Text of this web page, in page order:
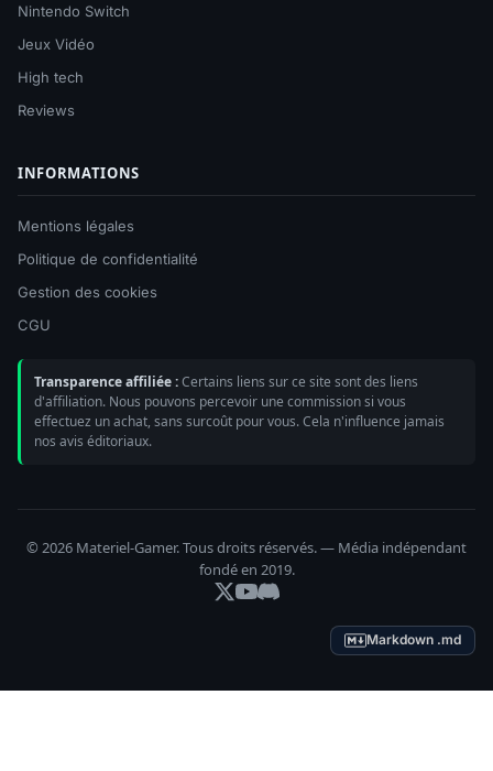
Nintendo Switch
Jeux Vidéo
High tech
Reviews
INFORMATIONS
Mentions légales
Politique de confidentialité
Gestion des cookies
CGU
Transparence affiliée :Certains liens sur ce site sont des liens
d'affiliation. Nous pouvons percevoir une commission si vous
effectuez un achat, sans surcoût pour vous. Cela n'influence jamais
nos avis éditoriaux.
© 2026 Materiel-Gamer. Tous droits réservés. — Média indépendant
fondé en 2019.
Markdown .md